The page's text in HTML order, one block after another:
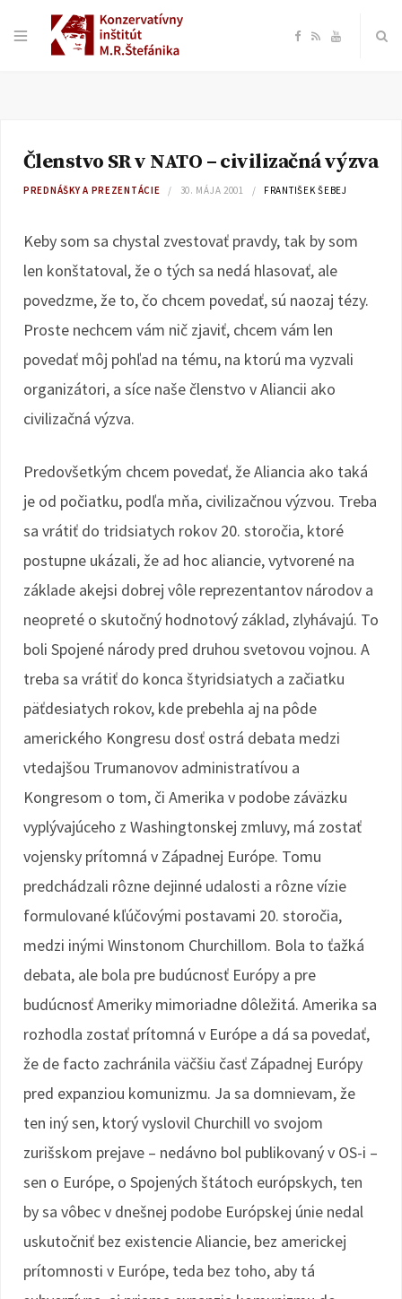
F
e
o
R Y
T
e
Členstvo SR v NATO – civilizačná výzva
PREDNÁŠKY A PREZENTÁCIE 30. MÁJA 2001 FRANTIŠEK ŠEBEJ
Keby som sa chystal zvestovať pravdy, tak by som
len konštatoval, že o tých sa nedá hlasovať, ale
povedzme, že to, čo chcem povedať, sú naozaj tézy.
Proste nechcem vám nič zjaviť, chcem vám len
povedať môj pohľad na tému, na ktorú ma vyzvali
organizátori, a síce naše členstvo v Aliancii ako
civilizačná výzva.
Predovšetkým chcem povedať, že Aliancia ako taká
je od počiatku, podľa mňa, civilizačnou výzvou. Treba
sa vrátiť do tridsiatych rokov 20. storočia, ktoré
postupne ukázali, že ad hoc aliancie, vytvorené na
základe akejsi dobrej vôle reprezentantov národov a
neopreté o skutočný hodnotový základ, zlyhávajú. To
boli Spojené národy pred druhou svetovou vojnou. A
treba sa vrátiť do konca štyridsiatych a začiatku
päťdesiatych rokov, kde prebehla aj na pôde
amerického Kongresu dosť ostrá debata medzi
vtedajšou Trumanovov administratívou a
Kongresom o tom, či Amerika v podobe záväzku
vyplývajúceho z Washingtonskej zmluvy, má zostať
vojensky prítomná v Západnej Európe. Tomu
predchádzali rôzne dejinné udalosti a rôzne vízie
formulované kľúčovými postavami 20. storočia,
medzi inými Winstonom Churchillom. Bola to ťažká
debata, ale bola pre budúcnosť Európy a pre
budúcnosť Ameriky mimoriadne dôležitá. Amerika sa
rozhodla zostať prítomná v Európe a dá sa povedať,
že de facto zachránila väčšiu časť Západnej Európy
pred expanziou komunizmu. Ja sa domnievam, že
ten iný sen, ktorý vyslovil Churchill vo svojom
zurišskom prejave – nedávno bol publikovaný v OS-i –
sen o Európe, o Spojených štátoch európskych, ten
by sa vôbec v dnešnej podobe Európskej únie nedal
uskutočniť bez existencie Aliancie, bez americkej
prítomnosti v Európe, teda bez toho, aby tá